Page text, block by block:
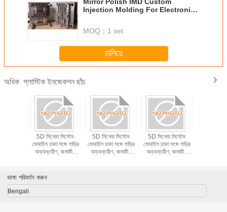
Injection Molding For Electronic
MOQ： 1 set
চালিয়ে
অধিক প্লাস্টিক ইনজেকশন ছাঁচ
5D সিনেমা সিস্টেম
মোবাইল চাকা সঙ্গে গাড়ির
অভ্যন্তরীণ, জনাকীর্ণ
5D সিনেমা সিস্টেম
মোবাইল চাকা সঙ্গে গাড়ির
অভ্যন্তরীণ, জনাকীর্ণ
5D সিনেমা সিস্টেম
মোবাইল চাকা সঙ্গে গাড়ির
অভ্যন্তরীণ, জনাকীর্ণ
ভাষা পরিবর্তন করুন
Bengali